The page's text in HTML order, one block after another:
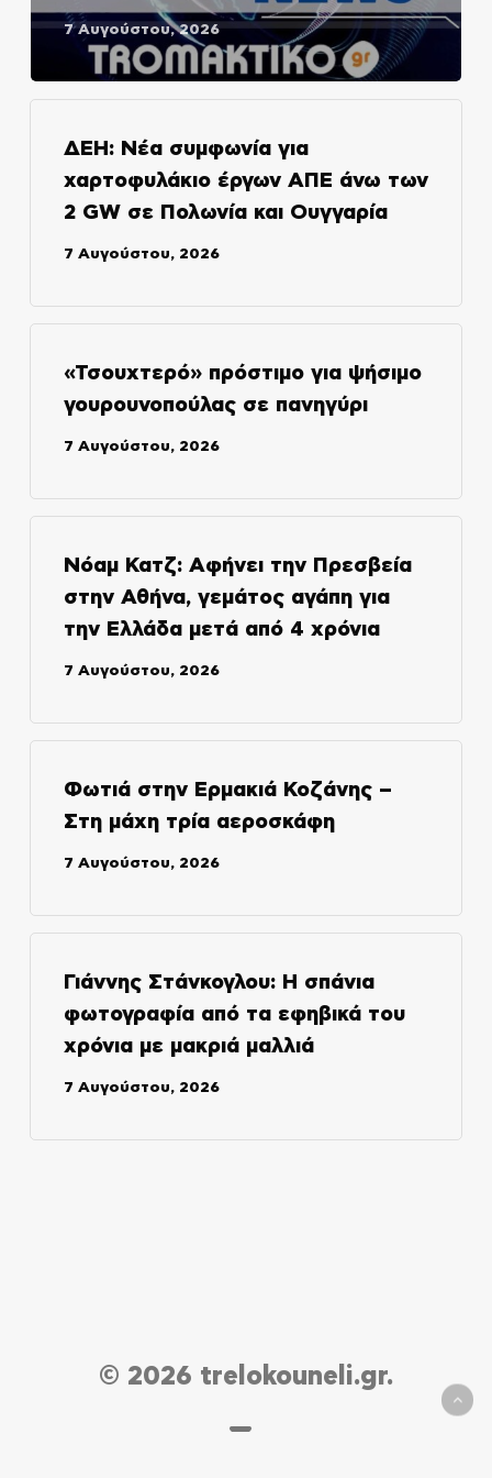
7 Αυγούστου, 2026
ΔΕΗ: Νέα συμφωνία για
χαρτοφυλάκιο έργων ΑΠΕ άνω των
2 GW σε Πολωνία και Ουγγαρία
7 Αυγούστου, 2026
«Τσουχτερό» πρόστιμο για ψήσιμο
γουρουνοπούλας σε πανηγύρι
7 Αυγούστου, 2026
Νόαμ Κατζ: Αφήνει την Πρεσβεία
στην Αθήνα, γεμάτος αγάπη για
την Ελλάδα μετά από 4 χρόνια
7 Αυγούστου, 2026
Φωτιά στην Ερμακιά Κοζάνης –
Στη μάχη τρία αεροσκάφη
7 Αυγούστου, 2026
Γιάννης Στάνκογλου: Η σπάνια
φωτογραφία από τα εφηβικά του
χρόνια με μακριά μαλλιά
7 Αυγούστου, 2026
© 2026 trelokouneli.gr.
email